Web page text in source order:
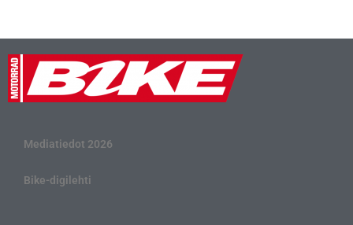
Mediatiedot 2026
Bike-digilehti